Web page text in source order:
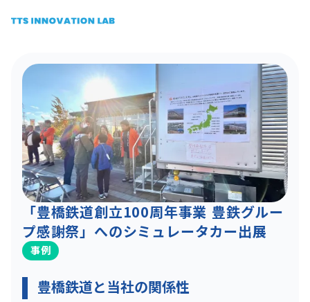
「豊橋鉄道創立100周年事業 豊鉄グルー
プ感謝祭」へのシミュレータカー出展
事例
豊橋鉄道と当社の関係性